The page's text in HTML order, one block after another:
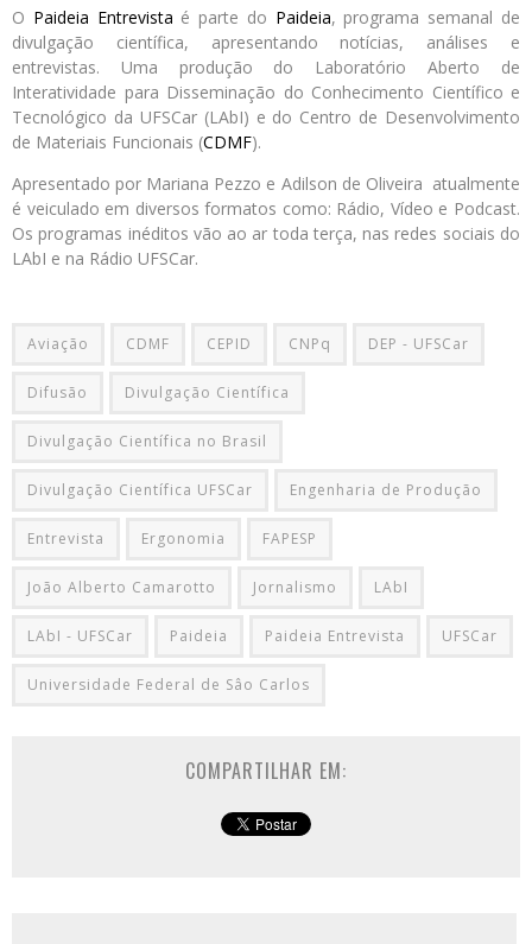
O Paideia Entrevista é parte do Paideia, programa semanal de
divulgação científica, apresentando notícias, análises e
entrevistas. Uma produção do Laboratório Aberto de
Interatividade para Disseminação do Conhecimento Científico e
Tecnológico da UFSCar (LAbI) e do Centro de Desenvolvimento
de Materiais Funcionais (CDMF).
Apresentado por Mariana Pezzo e Adilson de Oliveira atualmente
é veiculado em diversos formatos como: Rádio, Vídeo e Podcast.
Os programas inéditos vão ao ar toda terça, nas redes sociais do
LAbI e na Rádio UFSCar.
Aviação CDMF CEPID CNPq DEP - UFSCar
Difusão Divulgação Científica
Divulgação Científica no Brasil
Divulgação Científica UFSCar Engenharia de Produção
Entrevista Ergonomia FAPESP
João Alberto Camarotto Jornalismo LAbI
LAbI - UFSCar Paideia Paideia Entrevista UFSCar
Universidade Federal de Sâo Carlos
COMPARTILHAR EM: